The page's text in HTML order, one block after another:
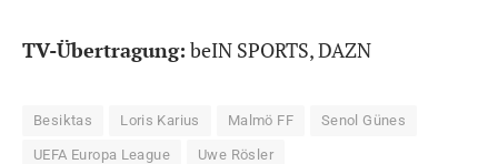
TV-Übertragung: beIN SPORTS, DAZN
Besiktas Loris Karius Malmö FF Senol Günes
UEFA Europa League Uwe Rösler